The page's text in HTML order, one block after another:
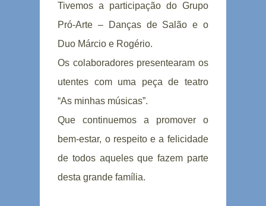
Tivemos a participação do Grupo
Pró-Arte – Danças de Salão e o
Duo Márcio e Rogério.
Os colaboradores presentearam os
utentes com uma peça de teatro
“As minhas músicas”.
Que continuemos a promover o
bem-estar, o respeito e a felicidade
de todos aqueles que fazem parte
desta grande família.